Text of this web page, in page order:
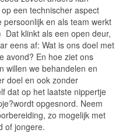
een technischer aspect
en als team werkt
klinkt als een open deur,
eens af: Wat is ons doel met
avond? En hoe ziet ons
willen we behandelen en
doel en ook zonder
dat op het laatste nippertje
opgesnord. Neem
zo mogelijk met
of jongere.